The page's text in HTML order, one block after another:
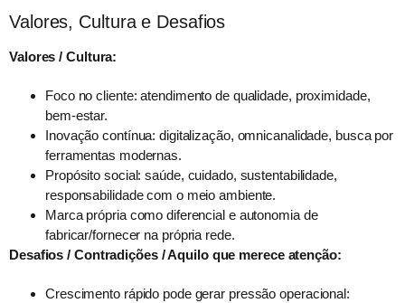
Valores, Cultura e Desafios
Valores / Cultura:
Foco no cliente: atendimento de qualidade, proximidade,
bem-estar.
Inovação contínua: digitalização, omnicanalidade, busca por
ferramentas modernas.
Propósito social: saúde, cuidado, sustentabilidade,
responsabilidade com o meio ambiente.
Marca própria como diferencial e autonomia de
fabricar/fornecer na própria rede.
Desafios / Contradições / Aquilo que merece atenção:
Crescimento rápido pode gerar pressão operacional: